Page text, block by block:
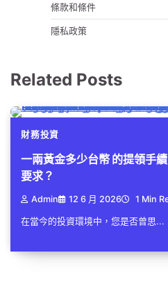
條款和條件
隱私政策
Related Posts
財務投資
一兩黃金多少台幣 的提領手
要求？
Admin 12 6 月 2026 1 Min
在當今的投資環境中，您是否曾思...